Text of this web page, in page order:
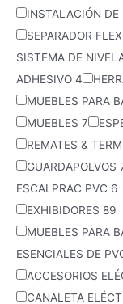
INSTALACIÓN DE
SEPARADOR
SISTEMA DE
ADHESIVO 4
MUEBLES PARA
MUEBLES 7
REMATES &
GUARDAPOLVOS
ESCALPRAC PVC 6
EXHIBIDORES 89
MUEBLES PARA
ESENCIALES DE
ACCESORIOS
CANALETA